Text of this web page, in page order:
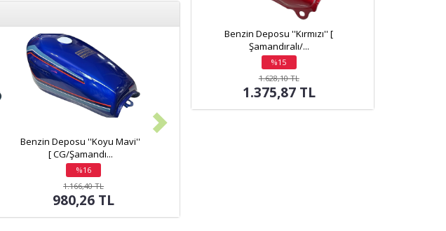
Benzin Deposu ''Koyu Mavi''
[ CG/Şamandı...
%16
indirim
1.166,40 TL
980,26 TL
Benzin Deposu ''Kırmızı'' [
Şamandıralı/...
%15
indirim
1.628,10 TL
1.375,87 TL